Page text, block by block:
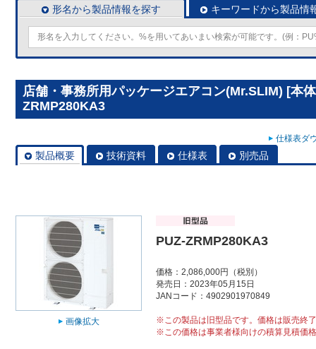
形名から製品情報を探す キーワードから製品情
店舗・事務所用パッケージエアコン(Mr.SLIM) [本
ZRMP280KA3
仕様表ダ
製品概要 技術資料 仕様表 別売品
画像拡大
PUZ-ZRMP280KA3
価格：2,086,000円（税別）
発売日：2023年05月15日
JANコード：4902901970849
※この製品は旧型品です。価格は販売終
※この価格は事業者様向けの積算見積価